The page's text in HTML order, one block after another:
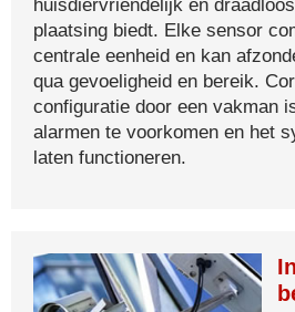
huisdiervriendelijk en
plaatsing biedt. Elke sensor
centrale eenheid en kan
qua gevoeligheid en bereik.
configuratie door een vakman
alarmen te voorkomen en het
laten functioneren.